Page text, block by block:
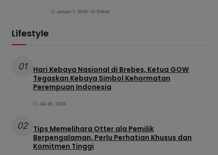
Januari 7, 2026•13 Dilihat
Lifestyle
01
Hari Kebaya Nasional di Brebes, Ketua GOW
Tegaskan Kebaya Simbol Kehormatan
Perempuan Indonesia
Juli 29, 2026
02 Tips Memelihara Otter ala Pemilik
Berpengalaman, Perlu Perhatian Khusus dan
Komitmen Tinggi